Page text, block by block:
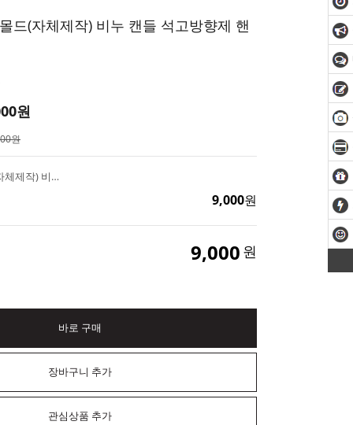
드(자체제작) 비누 캔들 석고방향제 핸
원
원
3D 골프공 수제몰드(자체제작) 비누 캔들 석고방향제 핸드메이드재료
9,000원
9,000 원
바로 구매
장바구니 추가
관심상품 추가